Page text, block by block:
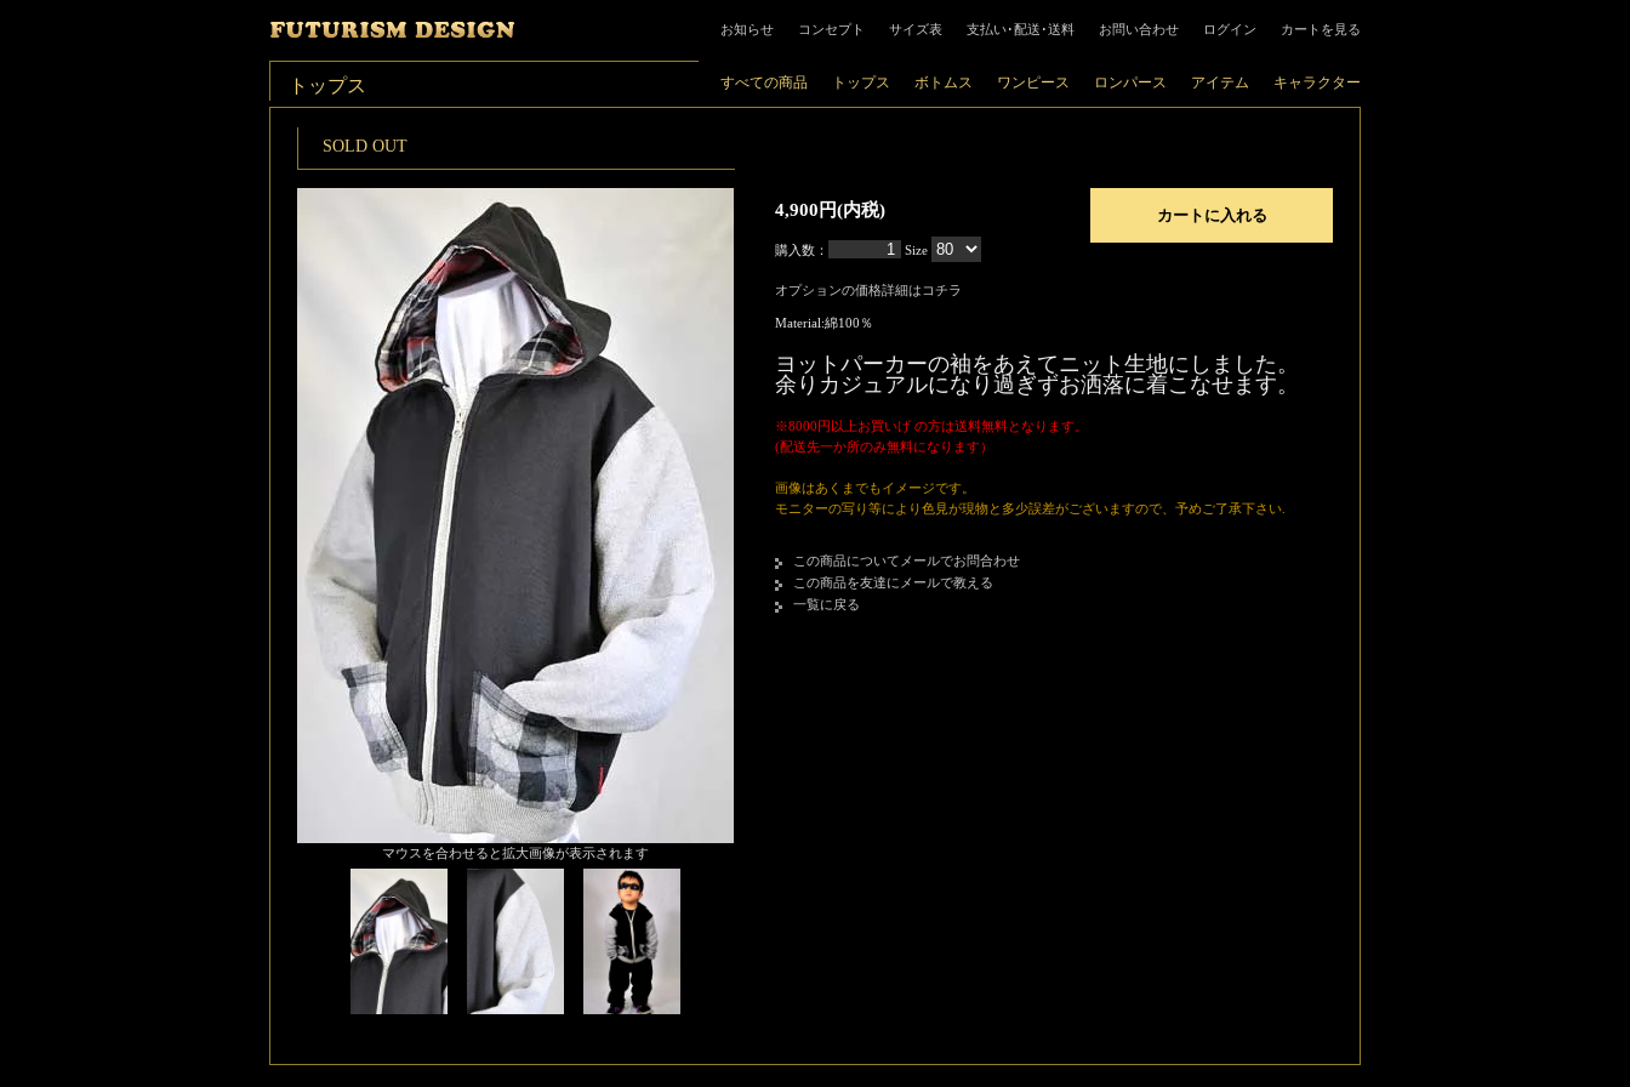
お知らせ コンセプト サイズ表 支払い･配送･送料 お問い合わせ ログイン カートを見る
すべての商品 トップス ボトムス ワンピース ロンパース アイテム キャラクター
トップス
SOLD OUT
4,900円(内税)
購入数： Size
オプションの価格詳細はコチラ
Material:綿100％
ヨットパーカーの袖をあえてニット生地にしました。
余りカジュアルになり過ぎずお洒落に着こなせます。
※8000円以上お買いげ の方は送料無料となります。
(配送先一か所のみ無料になります）
画像はあくまでもイメージです。
モニターの写り等により色見が現物と多少誤差がございますので、予めご了承下さい.
この商品についてメールでお問合わせ
この商品を友達にメールで教える
一覧に戻る
マウスを合わせると拡大画像が表示されます